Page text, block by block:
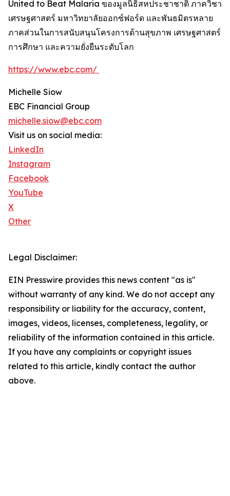
United to Beat Malaria ของมูลนิธิสหประชาชาติ ภาควิชา
เศรษฐศาสตร์ มหาวิทยาลัยออกซ์ฟอร์ด และพันธมิตรหลาย
ภาคส่วนในการสนับสนุนโครงการด้านสุขภาพ เศรษฐศาสตร์
การศึกษา และความยั่งยืนระดับโลก
https://www.ebc.com/
Michelle Siow
EBC Financial Group
michelle.siow@ebc.com
Visit us on social media:
LinkedIn
Instagram
Facebook
YouTube
X
Other
Legal Disclaimer:
EIN Presswire provides this news content "as is"
without warranty of any kind. We do not accept any
responsibility or liability for the accuracy, content,
images, videos, licenses, completeness, legality, or
reliability of the information contained in this article.
If you have any complaints or copyright issues
related to this article, kindly contact the author
above.